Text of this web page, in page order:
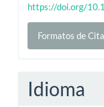
https://doi.org/
Formatos de
Idioma